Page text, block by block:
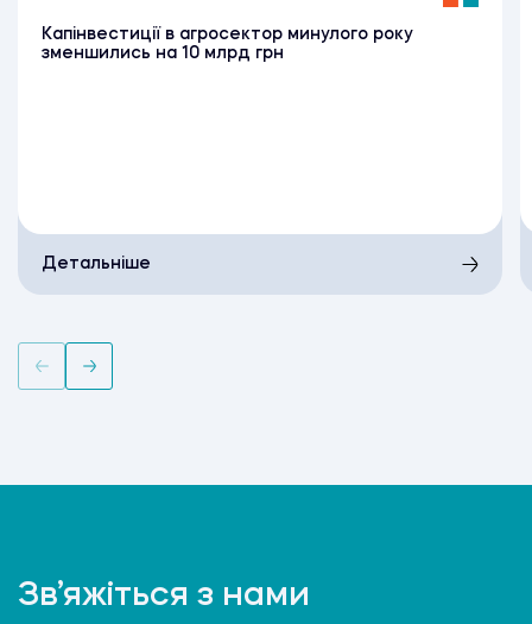
Капінвестиції в агросектор минулого року
зменшились на 10 млрд грн
Детальніше
Зв’яжіться з нами